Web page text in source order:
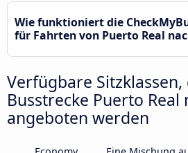
Wie funktioniert die
für Fahrten von Puerto Real
Verfügbare
Busstrecke Puerto Real
angeboten werden